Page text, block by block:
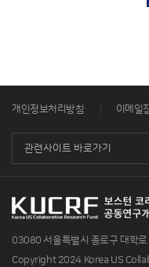
개인정보처리방침 이메일
03080 서울특별시 종로구 대학
Copyright 2024 Korea US